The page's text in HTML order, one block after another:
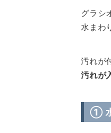
グラシ
水まわ
汚れが
汚れが
① 水